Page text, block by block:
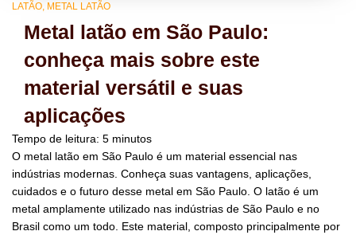
LATÃO METAL LATÃO
Metal latão em São Paulo:
conheça mais sobre este
material versátil e suas
aplicações
Tempo de leitura: 5 minutos
O metal latão em São Paulo é um material essencial nas
indústrias modernas. Conheça suas vantagens, aplicações,
cuidados e o futuro desse metal em São Paulo. O latão é um
metal amplamente utilizado nas indústrias de São Paulo e no
Brasil como um todo. Este material, composto principalmente por